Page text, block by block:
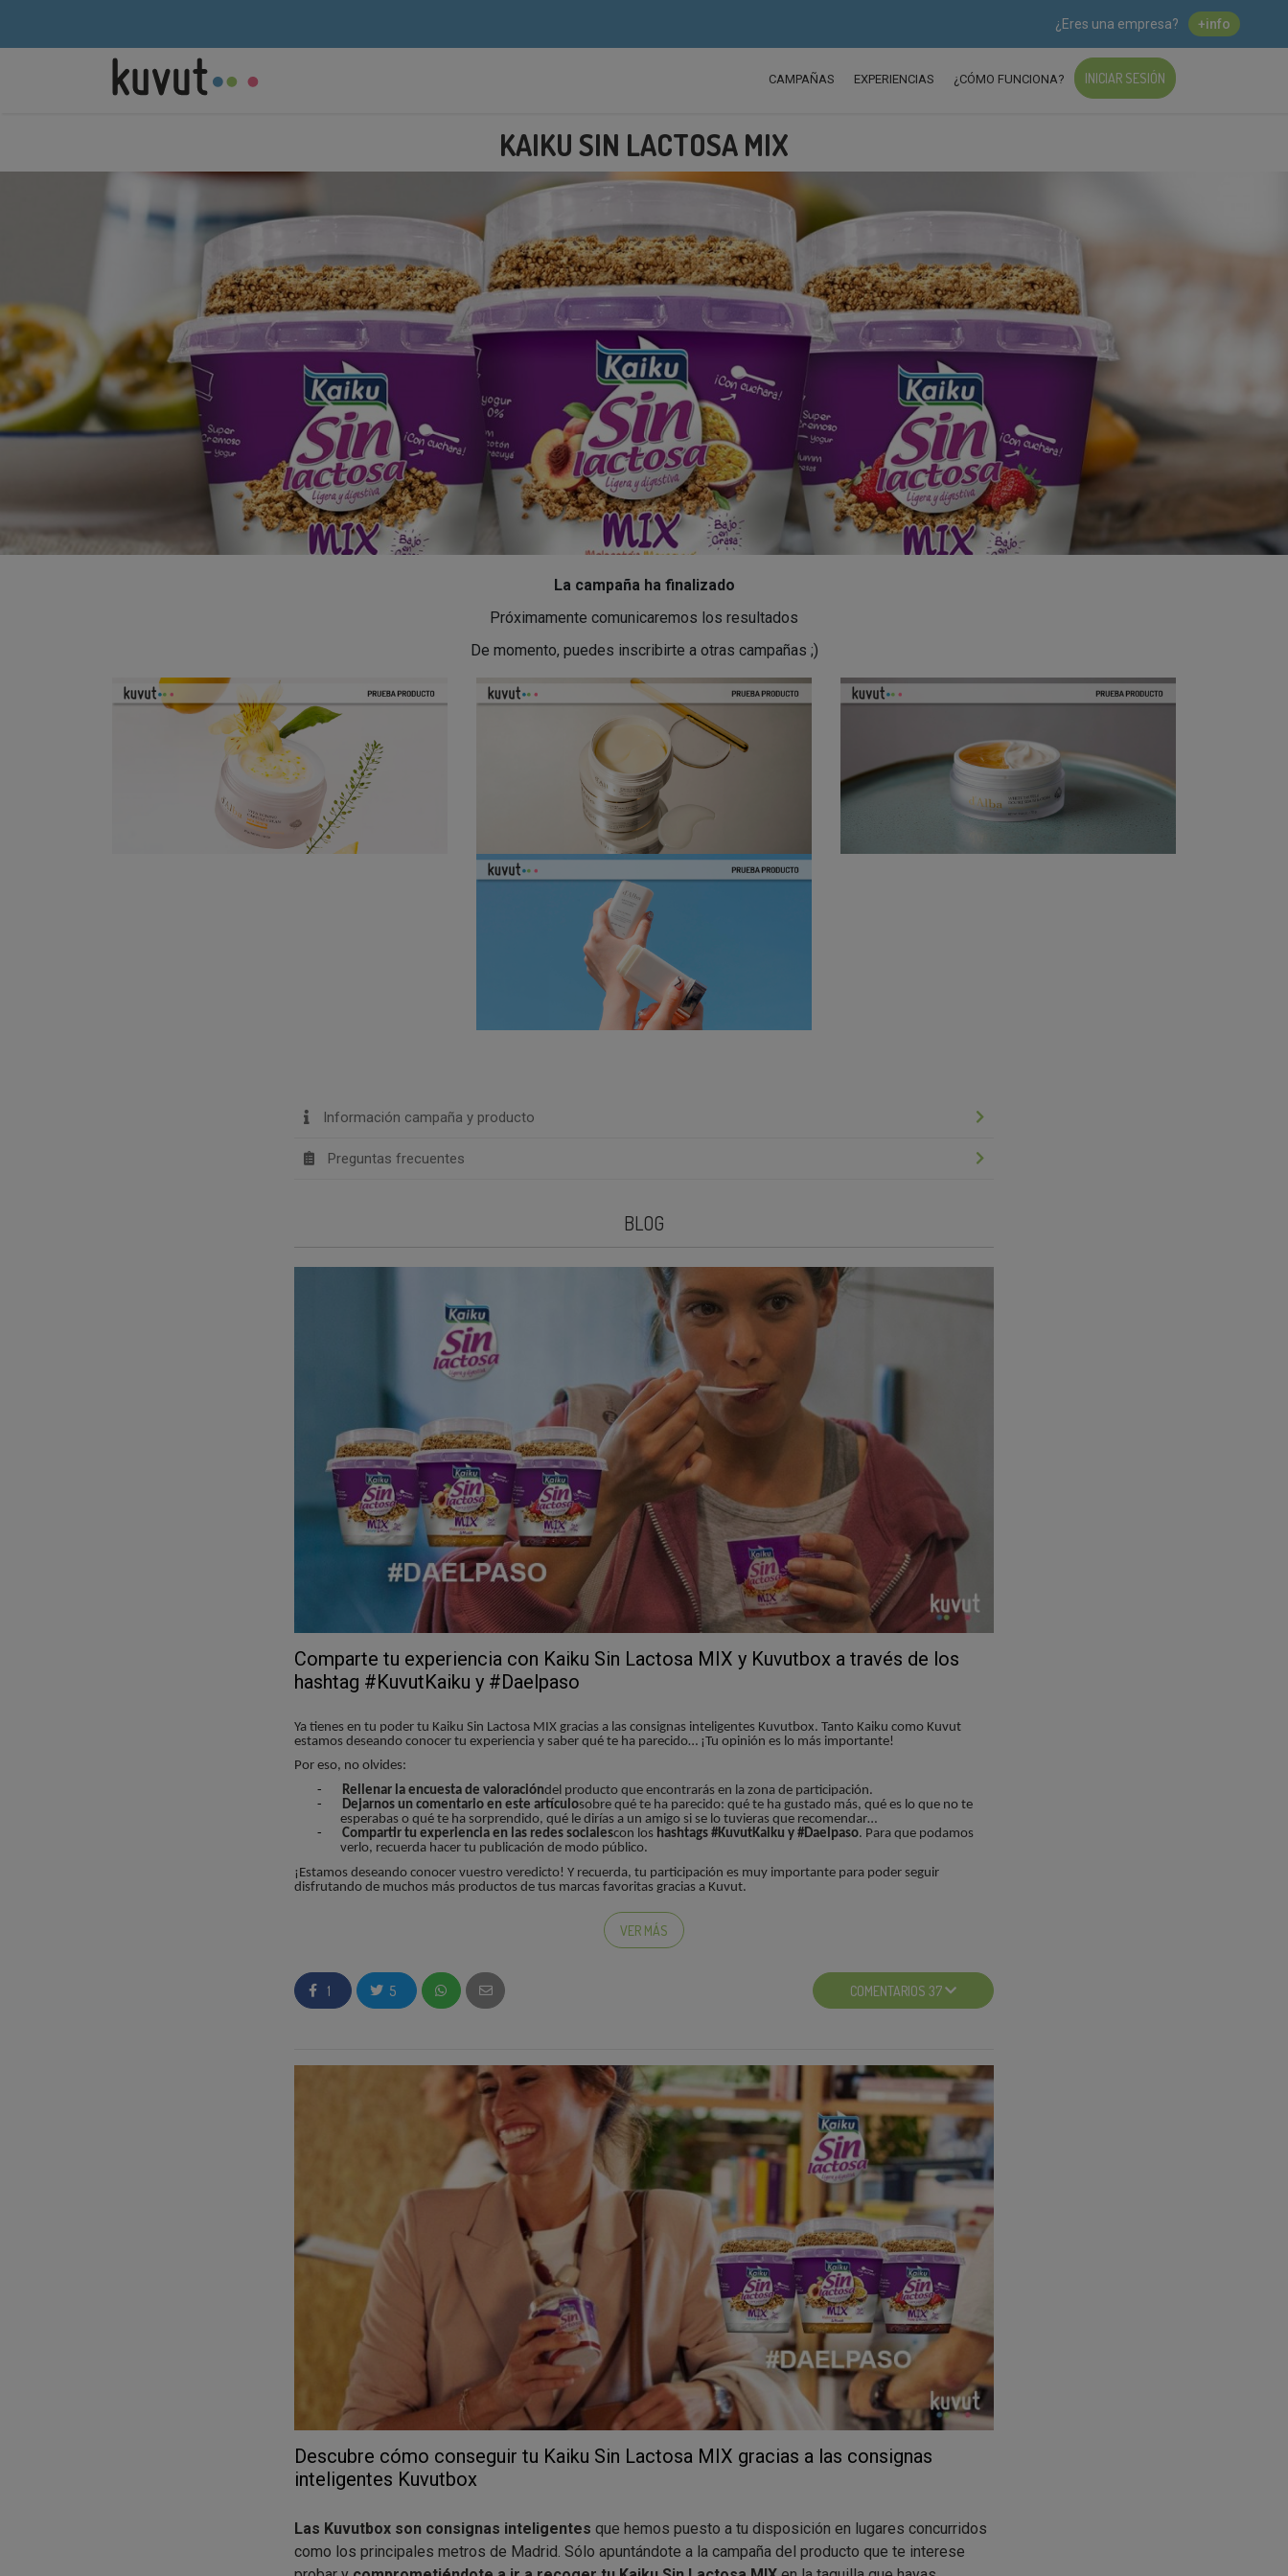
¿Eres una empresa? +info
CAMPAÑAS EXPERIENCIAS ¿CÓMO FUNCIONA? INICIAR SESIÓN
KAIKU SIN LACTOSA MIX
La campaña ha finalizado
Próximamente comunicaremos los resultados
De momento, puedes inscribirte a otras campañas ;)
Información campaña y producto
Preguntas frecuentes
BLOG
Comparte tu experiencia con Kaiku Sin Lactosa MIX y Kuvutbox a través de los
hashtag #KuvutKaiku y #Daelpaso
Ya tienes en tu poder tu Kaiku Sin Lactosa MIX gracias a las consignas inteligentes Kuvutbox. Tanto Kaiku como Kuvut
estamos deseando conocer tu experiencia y saber qué te ha parecido… ¡Tu opinión es lo más importante!
Por eso, no olvides:
-
Rellenar la encuesta de valoracióndel producto que encontrarás en la zona de participación.
-
Dejarnos un comentario en este artículosobre qué te ha parecido: qué te ha gustado más, qué es lo que no te
esperabas o qué te ha sorprendido, qué le dirías a un amigo si se lo tuvieras que recomendar…
-
Compartir tu experiencia en las redes socialescon los hashtags #KuvutKaiku y #Daelpaso. Para que podamos
verlo, recuerda hacer tu publicación de modo público.
¡Estamos deseando conocer vuestro veredicto! Y recuerda, tu participación es muy importante para poder seguir
disfrutando de muchos más productos de tus marcas favoritas gracias a Kuvut.
¿Y a ti, cuál de sus características te ha gustado más?, ¿sus tres capas de yogur, fruta y muesli?, ¿qué no tiene lactosa?, ¿o
VER MÁS
1 5 COMENTARIOS 37
Descubre cómo conseguir tu Kaiku Sin Lactosa MIX gracias a las consignas
inteligentes Kuvutbox
Las Kuvutbox son consignas inteligentes que hemos puesto a tu disposición en lugares concurridos
como los principales metros de Madrid. Sólo apuntándote a la campaña del producto que te interese